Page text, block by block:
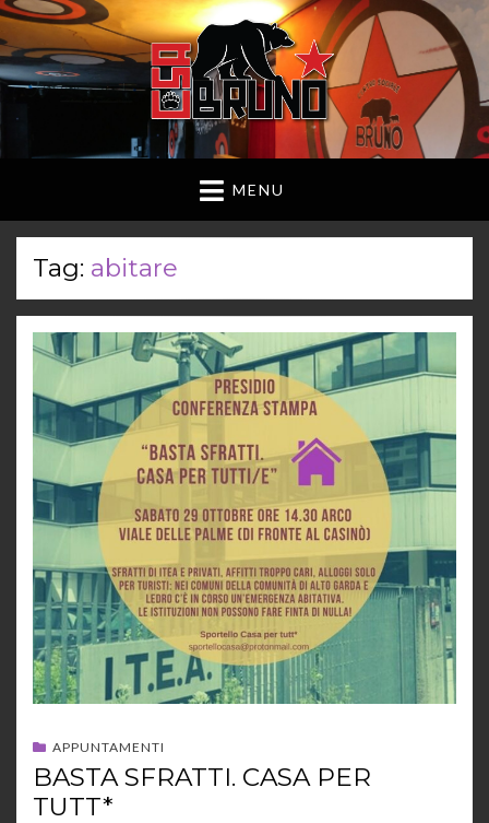
MENU
Tag: abitare
APPUNTAMENTI
BASTA SFRATTI. CASA PER
TUTT*